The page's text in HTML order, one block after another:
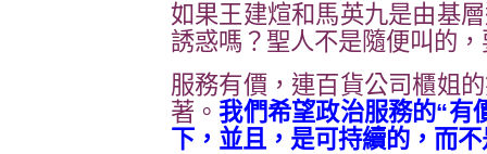
如果王建煊和馬英九是由基
誘惑嗎？聖人不是隨便叫的
服務有價，連百貨公司櫃姐
著。 我們希望政治服務的“有
下，並且，是可持續的，而